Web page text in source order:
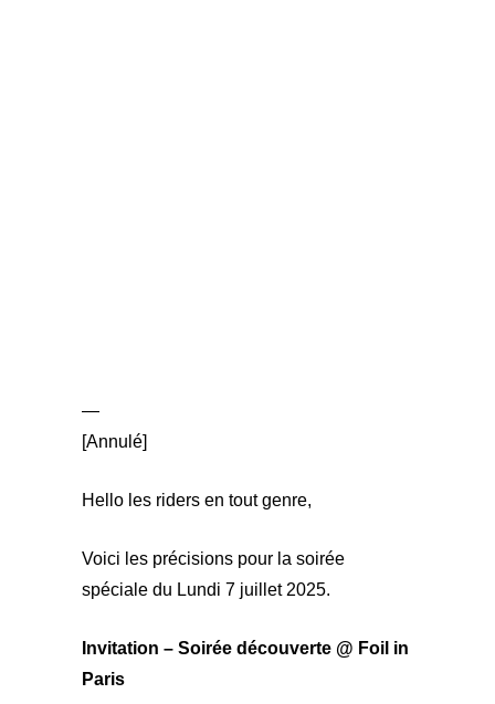
—
[Annulé]
Hello les riders en tout genre,
Voici les précisions pour la soirée
spéciale du Lundi 7 juillet 2025.
Invitation – Soirée découverte @ Foil in
Paris